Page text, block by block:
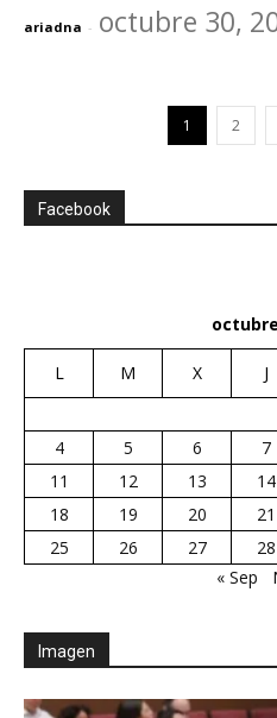
ariadna - octubre 30,
1 2
Facebook
L M X J
4
5 6 7
11
12 13 14
18
19 20 21
25
26 27 28
« Sep
Imagen